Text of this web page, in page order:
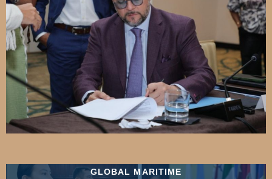
GLOBAL MARITIME